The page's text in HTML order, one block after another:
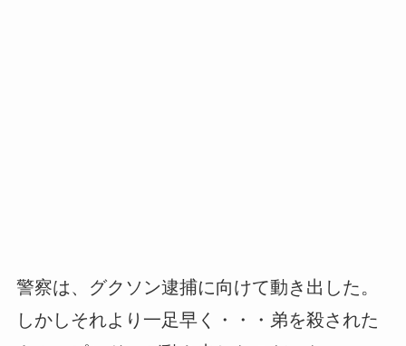
警察は、グクソン逮捕に向けて動き出した。
しかしそれより一足早く・・・弟を殺された